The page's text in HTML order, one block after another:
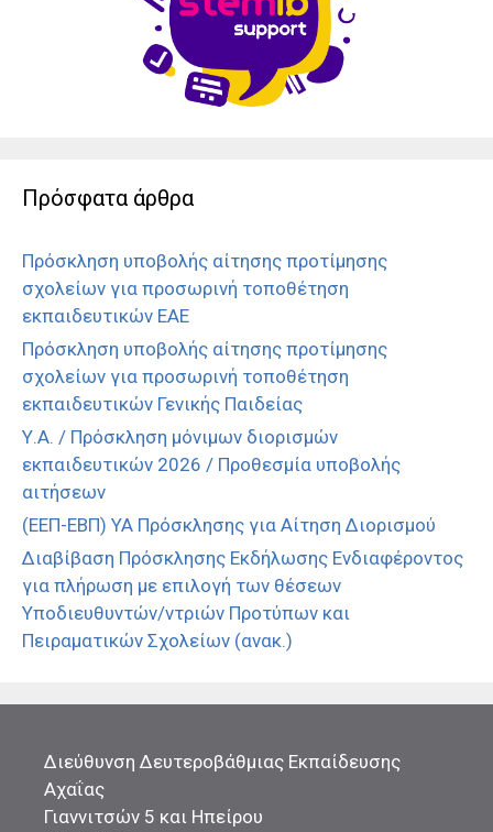
Πρόσφατα άρθρα
Πρόσκληση υποβολής αίτησης προτίμησης
σχολείων για προσωρινή τοποθέτηση
εκπαιδευτικών ΕΑΕ
Πρόσκληση υποβολής αίτησης προτίμησης
σχολείων για προσωρινή τοποθέτηση
εκπαιδευτικών Γενικής Παιδείας
Υ.Α. / Πρόσκληση μόνιμων διορισμών
εκπαιδευτικών 2026 / Προθεσμία υποβολής
αιτήσεων
(ΕΕΠ-ΕΒΠ) ΥΑ Πρόσκλησης για Αίτηση Διορισμού
Διαβίβαση Πρόσκλησης Εκδήλωσης Ενδιαφέροντος
για πλήρωση με επιλογή των θέσεων
Υποδιευθυντών/ντριών Προτύπων και
Πειραματικών Σχολείων (ανακ.)
Διεύθυνση Δευτεροβάθμιας Εκπαίδευσης
Αχαΐας
Γιαννιτσών 5 και Ηπείρου